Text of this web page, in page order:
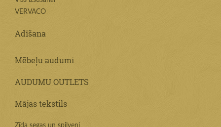
VERVACO
Adīšana
Mēbeļu audumi
AUDUMU OUTLETS
Mājas tekstils
Zīda segas un spilveni